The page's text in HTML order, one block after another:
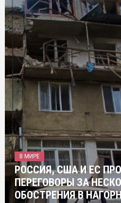
В МИРЕ
РОССИЯ, США И ЕС
ПЕРЕГОВОРЫ ЗА
ОБОСТРЕНИЯ В